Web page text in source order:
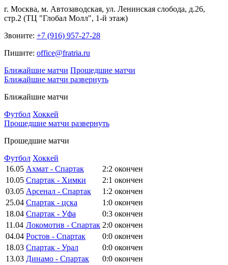
г. Москва, м. Автозаводская, ул. Ленинская слобода, д.26,
стр.2 (ТЦ "Глобал Молл", 1-й этаж)
Звоните: +7 (916) 957-27-28
Пишите: office@fratria.ru
Ближайшие матчи Прошедшие матчи
Ближайшие матчи развернуть
Ближайшие матчи
Футбол Хоккей
Прошедшие матчи развернуть
Прошедшие матчи
Футбол Хоккей
16.05 Ахмат - Спартак 2:2 окончен
10.05 Спартак - Химки 2:1 окончен
03.05 Арсенал - Спартак 1:2 окончен
25.04 Спартак - цска 1:0 окончен
18.04 Спартак - Уфа 0:3 окончен
11.04 Локомотив - Спартак 2:0 окончен
04.04 Ростов - Спартак 0:0 окончен
18.03 Спартак - Урал 0:0 окончен
13.03 Динамо - Спартак 0:0 окончен